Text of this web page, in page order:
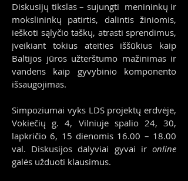
Diskusijų tikslas – sujungti menininkų ir
mokslininkų patirtis, dalintis žiniomis,
ieškoti sąlyčio taškų, atrasti sprendimus,
įveikiant tokius ateities iššūkius kaip
Baltijos jūros užterštumo mažinimas ir
vandens kaip gyvybinio komponento
išsaugojimas.
Simpoziumai vyks LDS projektų erdvėje,
Vokiečių g. 4, Vilniuje spalio 24, 30,
lapkričio 6, 15 dienomis 16.00 – 18.00
val. Diskusijos dalyviai gyvai ir online
galės užduoti klausimus.